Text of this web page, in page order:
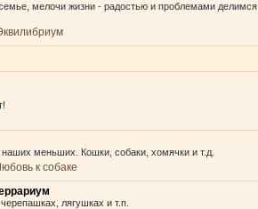
мелочи жизни - радостью и проблемами делимся
наших меньших. Кошки, собаки, хомячки и т.д.
к собаке
лягушках и т.п.